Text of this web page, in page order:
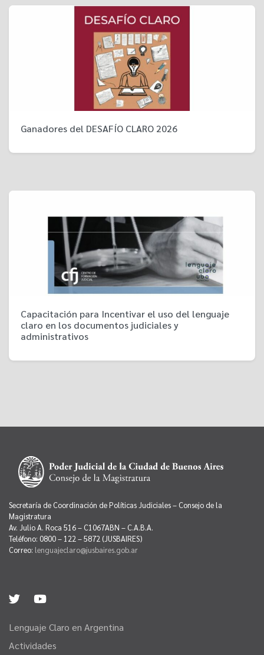
Ganadores del DESAFÍO CLARO 2026
Capacitación para Incentivar el uso del lenguaje
claro en los documentos judiciales y
administrativos
Secretaría de Coordinación de Políticas Judiciales – Consejo de la
Magistratura
Av. Julio A. Roca 516 – C1067ABN – C.A.B.A.
Teléfono: 0800 – 122 – 5872 (JUSBAIRES)
Correo: lenguajeclaro@jusbaires.gob.ar
Lenguaje Claro en Argentina
Actividades